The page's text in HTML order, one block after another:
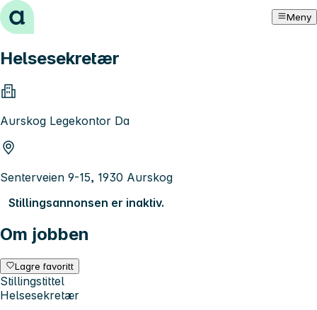
Hopp til innhold Meny
Helsesekretær
Aurskog Legekontor Da
Senterveien 9-15, 1930 Aurskog
Stillingsannonsen er inaktiv.
Om jobben
Lagre favoritt
Stillingstittel
Helsesekretær